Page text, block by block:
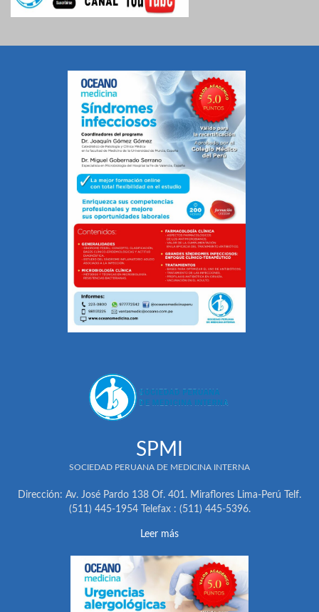
SPMI
SOCIEDAD PERUANA DE MEDICINA INTERNA
Dirección: Av. José Pardo 138 Of. 401. Miraflores Lima-Perú Telf.
(511) 445-1954 Telefax : (511) 445-5396.
Leer más